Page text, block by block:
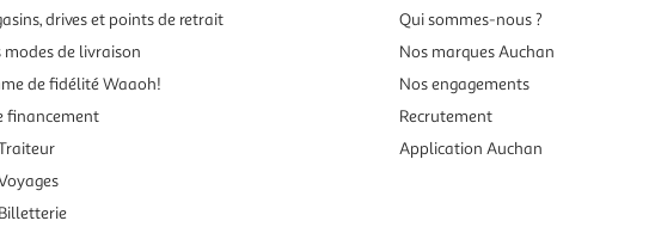
drives et points de retrait
modes de livraison
de fidélité Waaoh!
financement
Qui sommes-nous ?
Nos marques Auchan
Nos engagements
Recrutement
Application Auchan